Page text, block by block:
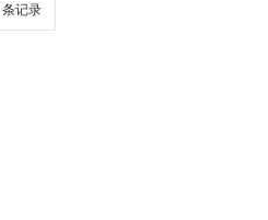
条记录